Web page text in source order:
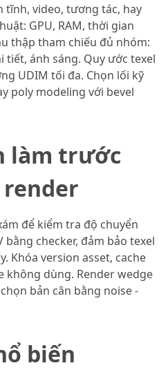
tĩnh, video, tương tác, hay
GPU, RAM, thời gian
thập tham chiếu đủ nhóm:
tiết, ánh sáng. Quy ước texel
UDIM tối đa. Chọn lối kỹ
poly modeling với bevel
làm trước
để kiểm tra độ chuyển
bằng checker, đảm bảo texel
Khóa version asset, cache
không dùng. Render wedge
bản cân bằng noise -
biến